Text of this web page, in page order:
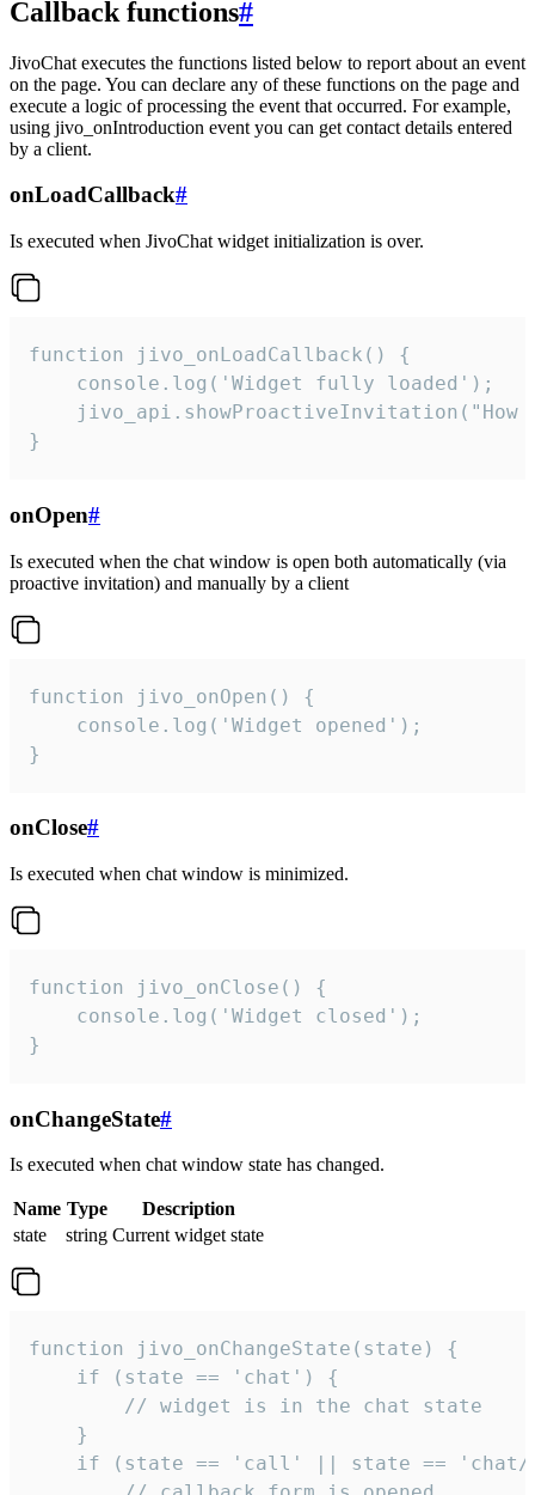
Callback functions#
JivoChat executes the functions listed below to report about an event
on the page. You can declare any of these functions on the page and
execute a logic of processing the event that occurred. For example,
using jivo_onIntroduction event you can get contact details entered
by a client.
onLoadCallback#
Is executed when JivoChat widget initialization is over.
function jivo_onLoadCallback() {
    console.log('Widget fully loaded');
jivo_api.showProactiveInvitation("How
}
onOpen#
Is executed when the chat window is open both automatically (via
proactive invitation) and manually by a client
function jivo_onOpen() {
    console.log('Widget opened');
}
onClose#
Is executed when chat window is minimized.
function jivo_onClose() {
    console.log('Widget closed');
}
onChangeState#
Is executed when chat window state has changed.
Name Type
Description
state
string Current widget state
function jivo_onChangeState(state) {
    if (state == 'chat') {
        // widget is in the chat state
    }
if (state == 'call' || state ==